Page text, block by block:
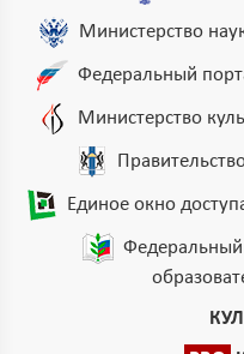
Министерство
Федеральный
Министерство
Единое окно